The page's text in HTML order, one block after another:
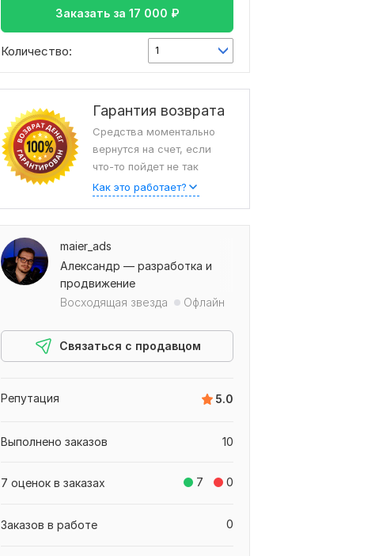
Заказать за 17 000 ₽
Количество: 1
Гарантия возврата
Средства моментально
вернутся на счет, если
что-то пойдет не так
Как это работает?
maier_ads
Александр — разработка и
продвижение
Восходящая звезда
Офлайн
Связаться с продавцом
5.0
Репутация
10
Выполнено заказов
7 0
7 оценок в заказах
0
Заказов в работе